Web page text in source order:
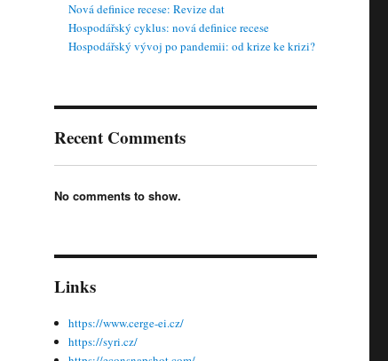
Nová definice recese: Revize dat
Hospodářský cyklus: nová definice recese
Hospodářský vývoj po pandemii: od krize ke krizi?
Recent Comments
No comments to show.
Links
https://www.cerge-ei.cz/
https://syri.cz/